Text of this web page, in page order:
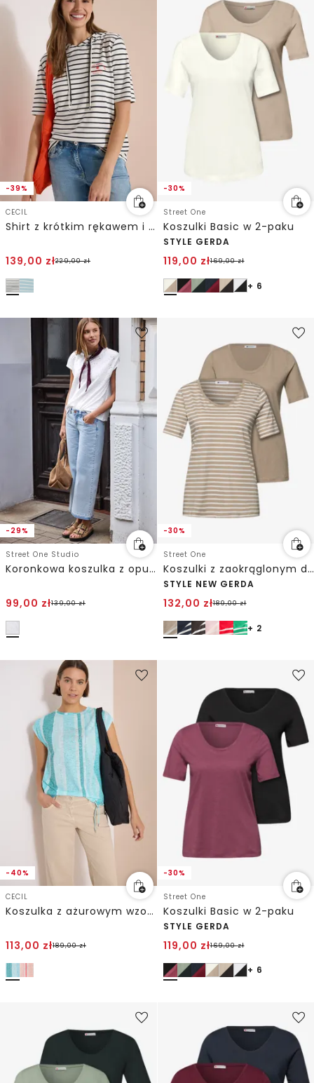
-39%
CECIL
Shirt z krótkim rękawem i kapturem w paski
139,00 zł229,00zł
-30%
Street One
Koszulki Basic w 2-paku
STYLE GERDA
119,00 zł169,00zł
+ 6
-29%
Street One Studio
Koronkowa koszulka z opuszczanymi ramionami
99,00 zł139,00zł
-30%
Street One
Koszulki z zaokrąglonym dekoltem w szpic w opakowaniu po 2 szt.
STYLE NEW GERDA
132,00 zł189,00zł
+ 2
-40%
CECIL
Koszulka z ażurowym wzorem
113,00 zł189,00zł
-30%
Street One
Koszulki Basic w 2-paku
STYLE GERDA
119,00 zł169,00zł
+ 6